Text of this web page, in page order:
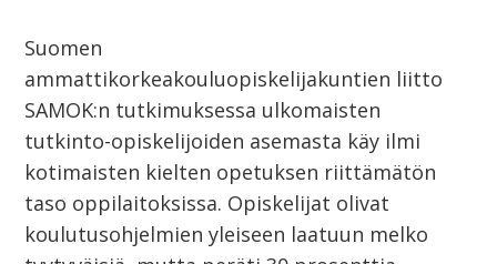
Suomen
ammattikorkeakouluopiskelijakuntien liitto
SAMOK:n tutkimuksessa ulkomaisten
tutkinto-opiskelijoiden asemasta käy ilmi
kotimaisten kielten opetuksen riittämätön
taso oppilaitoksissa. Opiskelijat olivat
koulutusohjelmien yleiseen laatuun melko